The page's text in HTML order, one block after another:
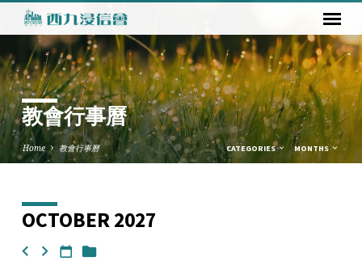
教會行事曆
Home 教會行事曆 CATEGORIES MONTHS
教
會
OCTOBER 2027